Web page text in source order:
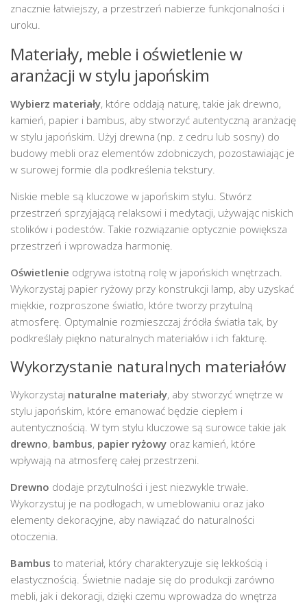
znacznie łatwiejszy, a przestrzeń nabierze funkcjonalności i
uroku.
Materiały, meble i oświetlenie w
aranżacji w stylu japońskim
Wybierz materiały, które oddają naturę, takie jak drewno,
kamień, papier i bambus, aby stworzyć autentyczną aranżację
w stylu japońskim. Użyj drewna (np. z cedru lub sosny) do
budowy mebli oraz elementów zdobniczych, pozostawiając je
w surowej formie dla podkreślenia tekstury.
Niskie meble są kluczowe w japońskim stylu. Stwórz
przestrzeń sprzyjającą relaksowi i medytacji, używając niskich
stolików i podestów. Takie rozwiązanie optycznie powiększa
przestrzeń i wprowadza harmonię.
Oświetlenie odgrywa istotną rolę w japońskich wnętrzach.
Wykorzystaj papier ryżowy przy konstrukcji lamp, aby uzyskać
miękkie, rozproszone światło, które tworzy przytulną
atmosferę. Optymalnie rozmieszczaj źródła światła tak, by
podkreślały piękno naturalnych materiałów i ich fakturę.
Wykorzystanie naturalnych materiałów
Wykorzystaj naturalne materiały, aby stworzyć wnętrze w
stylu japońskim, które emanować będzie ciepłem i
autentycznością. W tym stylu kluczowe są surowce takie jak
drewno, bambus, papier ryżowy oraz kamień, które
wpływają na atmosferę całej przestrzeni.
Drewno dodaje przytulności i jest niezwykle trwałe.
Wykorzystuj je na podłogach, w umeblowaniu oraz jako
elementy dekoracyjne, aby nawiązać do naturalności
otoczenia.
Bambus to materiał, który charakteryzuje się lekkością i
elastycznością. Świetnie nadaje się do produkcji zarówno
mebli, jak i dekoracji, dzięki czemu wprowadza do wnętrza